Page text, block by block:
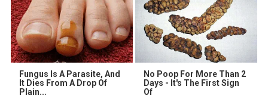
Fungus Is A Parasite, And
It Dies From A Drop Of
Plain...
No Poop For More Than 2
Days - It's The First Sign
Of